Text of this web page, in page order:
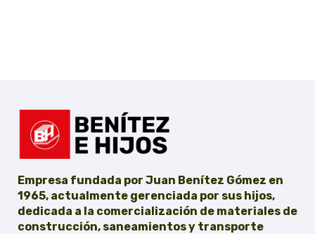
Empresa fundada por Juan Benítez Gómez en
1965, actualmente gerenciada por sus hijos,
dedicada a la comercialización de materiales de
construcción, saneamientos y transporte